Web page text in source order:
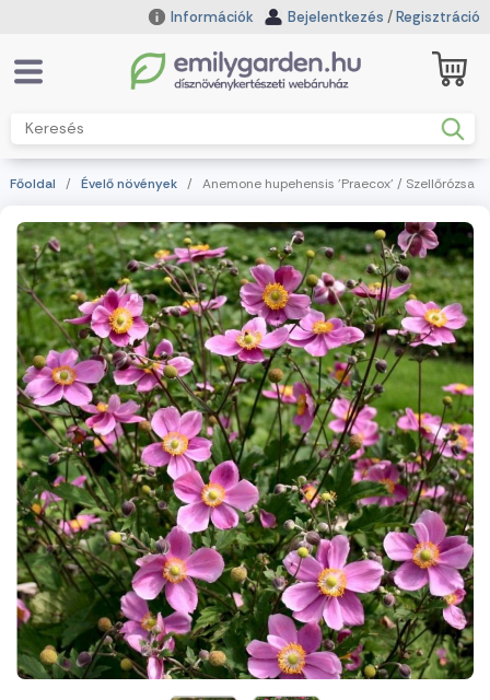
Információk Bejelentkezés /Regisztráció
Főoldal / Évelő növények / Anemone hupehensis 'Praecox' / Szellőrózsa